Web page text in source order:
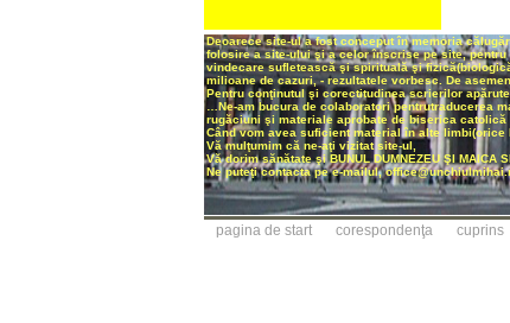
Deoarece site-ul a fost conceput în memoria
folosire a site-ului şi a celor înscrise pe site,
vindecare sufletească şi spirituală şi
milioane de cazuri, - rezultatele vorbesc. De
Pentru conţinutul şi corectitudinea scrierilor
…Ne-am bucura de colaboratori pentrutraducerea
rugăciuni şi materiale aprobate de biserica
Când vom avea suficient material în alte
Vă mulţumim că ne-aţi vizitat site-ul,
Vă dorim sănătate şi BUNUL DUMNEZEU ŞI MAICA
Ne puteţi contacta pe e-mailul,
pagina de start corespondenţa cuprins